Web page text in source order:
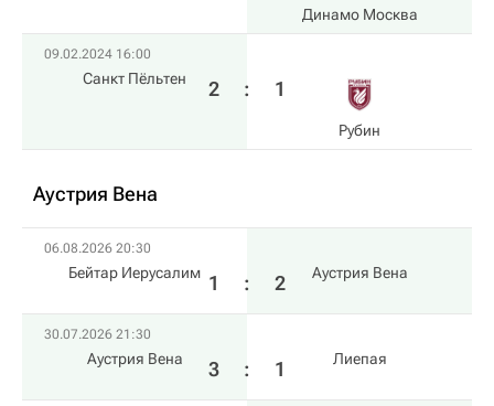
Динамо Москва
09.02.2024 16:00
Санкт Пёльтен 2 : 1
Рубин
Аустрия Вена
06.08.2026 20:30
Бейтар Иерусалим 1 : 2 Аустрия Вена
30.07.2026 21:30
Аустрия Вена 3 : 1 Лиепая